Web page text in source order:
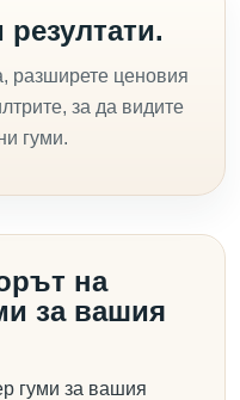
разширете ценовия
за да видите
гуми.
на
за вашия
гуми за вашия